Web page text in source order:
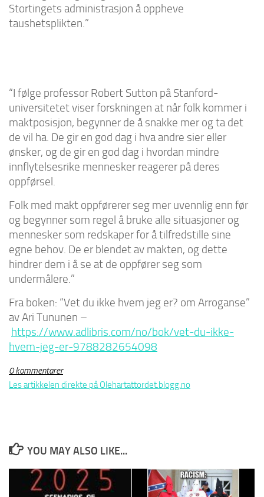
Stortingets administrasjon å oppheve
taushetsplikten.”
“I følge professor Robert Sutton på Stanford-
universitetet viser forskningen at når folk kommer i
maktposisjon, begynner de å snakke mer og ta det
de vil ha. De gir en god dag i hva andre sier eller
ønsker, og de gir en god dag i hvordan mindre
innflytelsesrike mennesker reagerer på deres
oppførsel.
Folk med makt oppførerer seg mer uvennlig enn før
og begynner som regel å bruke alle situasjoner og
mennesker som redskaper for å tilfredstille sine
egne behov. De er blendet av makten, og dette
hindrer dem i å se at de oppfører seg som
undermålere.”
Fra boken: “Vet du ikke hvem jeg er? om Arroganse”
av Ari Tununen –
https://www.adlibris.com/no/bok/vet-du-ikke-
hvem-jeg-er-9788282654098
0 kommentarer
Les artikkelen direkte på Olehartattordet.blogg.no
YOU MAY ALSO LIKE...